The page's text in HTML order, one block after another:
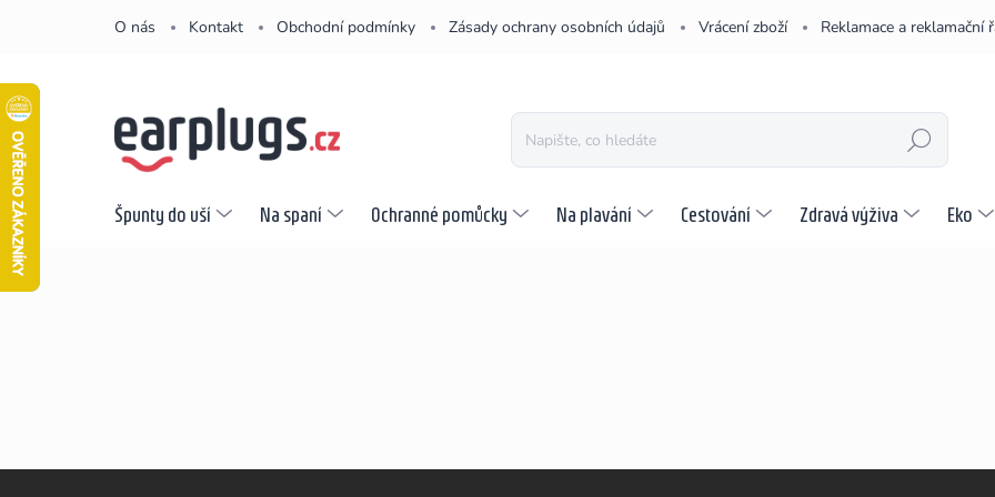
O nás Kontakt Obchodní podmínky Zásady ochrany osobních údajů Vrácení zboží Reklamace a reklamační
HLEDAT
Špunty do uší Na spaní Ochranné pomůcky Na plavání Cestování Zdravá výživa Eko